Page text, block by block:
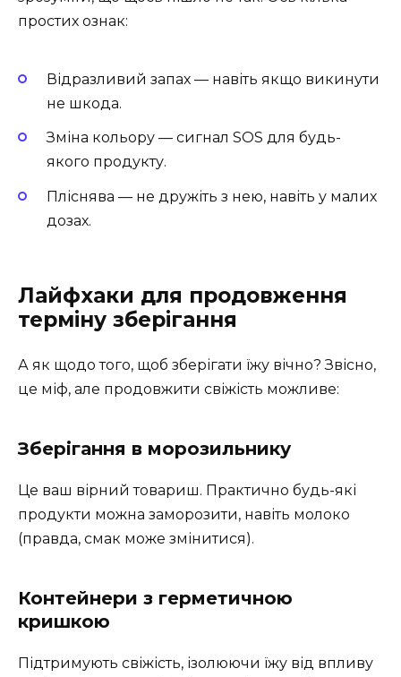
простих ознак:
Відразливий запах — навіть якщо викинути
не шкода.
Зміна кольору — сигнал SOS для будь-
якого продукту.
Пліснява — не дружіть з нею, навіть у малих
дозах.
Лайфхаки для продовження
терміну зберігання
А як щодо того, щоб зберігати їжу вічно? Звісно,
це міф, але продовжити свіжість можливе:
Зберігання в морозильнику
Це ваш вірний товариш. Практично будь-які
продукти можна заморозити, навіть молоко
(правда, смак може змінитися).
Контейнери з герметичною
кришкою
Підтримують свіжість, ізолюючи їжу від впливу